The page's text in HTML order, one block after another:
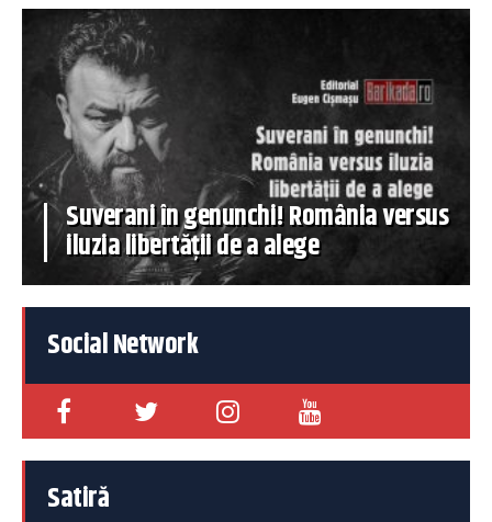
Suverani în genunchi! România versus
iluzia libertății de a alege
Social Network
Satiră